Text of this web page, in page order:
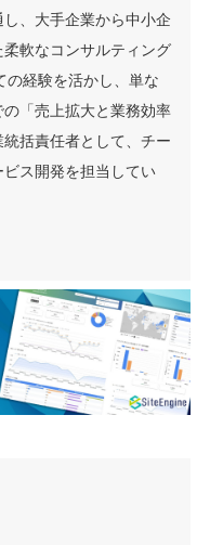
、大手企業から中小企
軟なコンサルティング
の経験を活かし、単な
「売上拡大と業務効率
括責任者として、チー
ス開発を担当してい